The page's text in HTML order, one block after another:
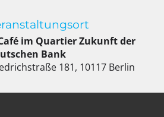
im Quartier Zukunft der
Bank
181, 10117 Berlin